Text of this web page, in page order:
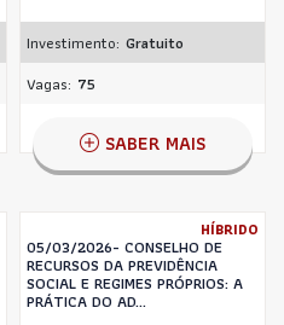
Investimento: Gratuito
Vagas: 75
SABER MAIS
HÍBRIDO
05/03/2026- CONSELHO DE
RECURSOS DA PREVIDÊNCIA
SOCIAL E REGIMES PRÓPRIOS: A
PRÁTICA DO AD...